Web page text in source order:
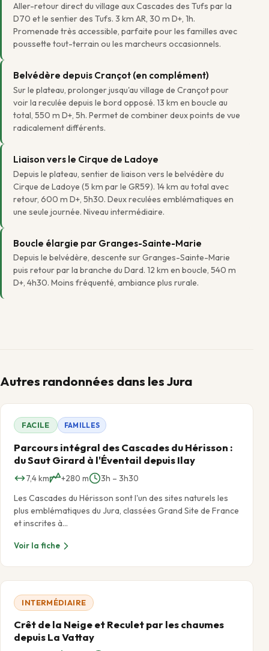
Aller-retour direct du village aux Cascades des Tufs par la
D70 et le sentier des Tufs. 3 km AR, 30 m D+, 1h.
Promenade très accessible, parfaite pour les familles avec
poussette tout-terrain ou les marcheurs occasionnels.
Belvédère depuis Crançot (en complément)
Sur le plateau, prolonger jusqu'au village de Crançot pour
voir la reculée depuis le bord opposé. 13 km en boucle au
total, 550 m D+, 5h. Permet de combiner deux points de vue
radicalement différents.
Liaison vers le Cirque de Ladoye
Depuis le plateau, sentier de liaison vers le belvédère du
Cirque de Ladoye (5 km par le GR59). 14 km au total avec
retour, 600 m D+, 5h30. Deux reculées emblématiques en
une seule journée. Niveau intermédiaire.
Boucle élargie par Granges-Sainte-Marie
Depuis le belvédère, descente sur Granges-Sainte-Marie
puis retour par la branche du Dard. 12 km en boucle, 540 m
D+, 4h30. Moins fréquenté, ambiance plus rurale.
Autres randonnées dans les Jura
FACILE FAMILLES
Parcours intégral des Cascades du Hérisson :
du Saut Girard à l'Éventail depuis Ilay
7,4 km +280 m
3h – 3h30
Les Cascades du Hérisson sont l'un des sites naturels les
plus emblématiques du Jura, classées Grand Site de France
et inscrites à…
Voir la fiche
INTERMÉDIAIRE
Crêt de la Neige et Reculet par les chaumes
depuis La Vattay